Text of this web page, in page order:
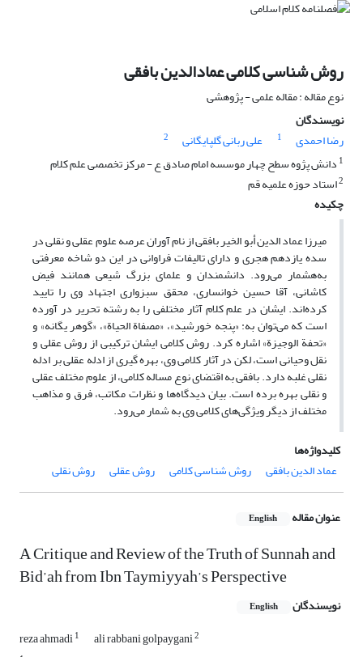
روش شناسی کلامی عمادالدین بافقی
نوع مقاله : مقاله علمی - پژوهشی
نویسندگان
رضا احمدی
1 علی ربانی گلپایگانی
2
1 دانش پژوه سطح چهار موسسه امام صادق ع - مرکز تخصصی علم کلام
2استاد حوزه علمیه قم
چکیده
میرزا عماد الدین أبو الخیر بافقی از نام آوران عرصه علوم عقلی و نقلی در
سده یازدهم هجری و دارای تالیفات فراوانی در این دو شاخه معرفتی
به‌هشمار می‌‌رود. دانشمندان و علمای بزرگ شیعی همانند فیض
کاشانی، آقا حسین خوانساری، محقق سبزواری اجتهاد وی را تایید
کرده‌اند. ایشان در علم کلام آثار مختلفی را به رشته تحریر در آورده
است که می‌‌توان به: «پنجه خورشید»، «مصفاة الحیاة»، «گوهر یگانه» و
«تحفة الوجیزة» اشاره کرد. روش کلامی ایشان ترکیبی از روش عقلی و
نقل وحیانی است، لکن در آثار کلامی وی، بهره گیری از ادله عقلی بر ادله
نقلی غلبه دارد. بافقی به اقتضای نوع مساله کلامی، از علوم مختلف عقلی
و نقلی بهره برده است. بیان دیدگاه‌ها و نظرات مکاتب، فرق و مذاهب
مختلف از دیگر ویژگی‌های کلامی وی به شمار می‌‌رود.
کلیدواژه‌ها
عماد الدین بافقی
روش شناسی کلامی روش عقلی روش نقلی
عنوان مقاله English
A Critique and Review of the Truth of Sunnah and
Bid’ah from Ibn Taymiyyah’s Perspective
نویسندگان English
reza ahmadi1 ali rabbani golpaygani2